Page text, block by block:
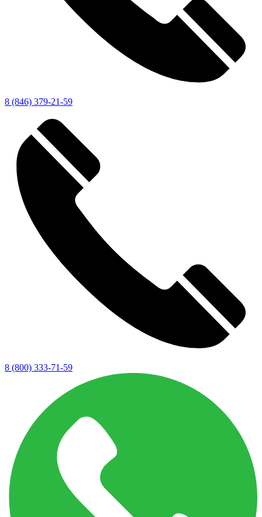
8 (846) 379-21-59
8 (800) 333-71-59